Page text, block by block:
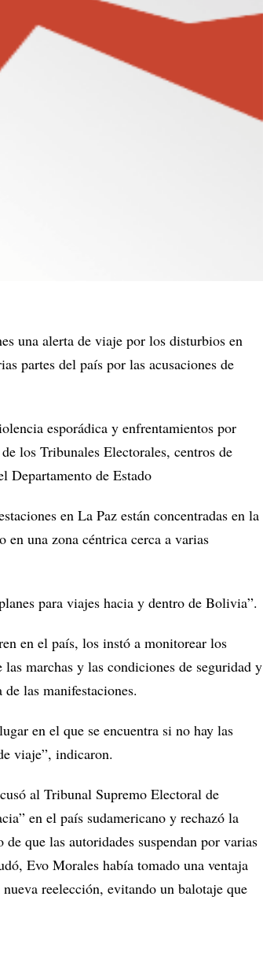
una alerta de viaje por los disturbios en
partes del país por las acusaciones de
esporádica y enfrentamientos por
los Tribunales Electorales, centros de
Departamento de Estado
en La Paz están concentradas en la
en una zona céntrica cerca a varias
para viajes hacia y dentro de Bolivia”.
en el país, los instó a monitorear los
marchas y las condiciones de seguridad y
las manifestaciones.
en el que se encuentra si no hay las
viaje”, indicaron.
al Tribunal Supremo Electoral de
en el país sudamericano y rechazó la
que las autoridades suspendan por varias
Evo Morales había tomado una ventaja
reelección, evitando un balotaje que